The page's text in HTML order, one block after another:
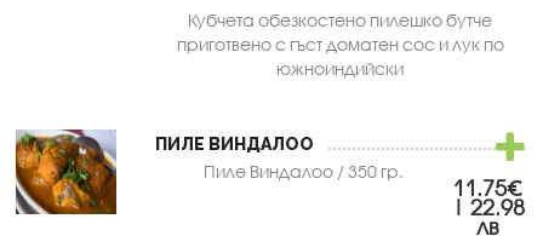
Кубчета обезкостено пилешко бутче
приготвено с гъст доматен сос и лук по
южноиндийски
ПИЛЕ ВИНДАЛОО
Пиле Виндалоо / 350 гр.
11.75€
| 22.98
лв